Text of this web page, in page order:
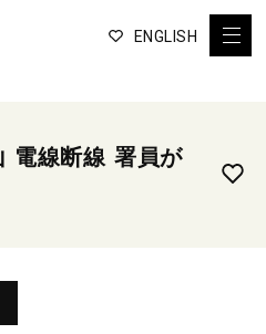
ENGLISH
電線断線 署員が